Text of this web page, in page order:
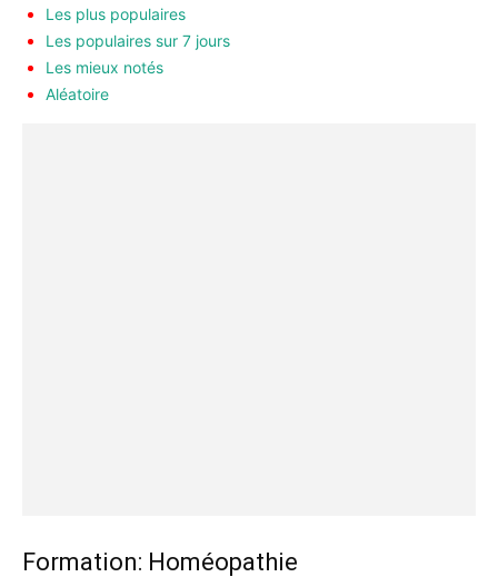
Les plus populaires
Les populaires sur 7 jours
Les mieux notés
Aléatoire
Formation: Homéopathie